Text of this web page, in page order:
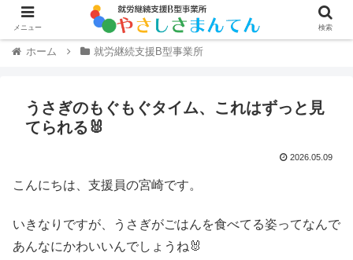
ホーム 就労継続支援B型事業所
うさぎのもぐもぐタイム、これはずっと見
てられる🐰
2026.05.09
こんにちは、支援員の宮崎です。
いきなりですが、うさぎがごはんを食べてる姿ってなんで
あんなにかわいいんでしょうね🐰
メニュー 検索